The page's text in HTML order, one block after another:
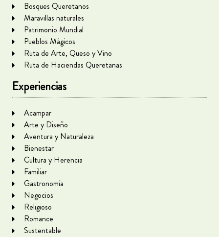
Bosques Queretanos
Maravillas naturales
Patrimonio Mundial
Pueblos Mágicos
Ruta de Arte, Queso y Vino
Ruta de Haciendas Queretanas
Experiencias
Acampar
Arte y Diseño
Aventura y Naturaleza
Bienestar
Cultura y Herencia
Familiar
Gastronomía
Negocios
Religioso
Romance
Sustentable